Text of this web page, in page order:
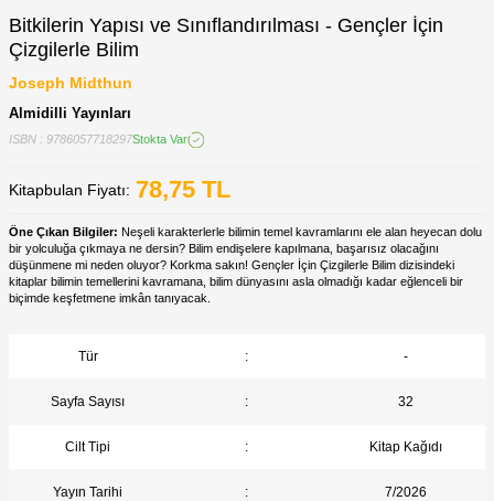
Bitkilerin Yapısı ve Sınıflandırılması - Gençler İçin
Çizgilerle Bilim
Joseph Midthun
Almidilli Yayınları
ISBN : 9786057718297Stokta Var
Kitapbulan Fiyatı: 78,75 TL
Öne Çıkan Bilgiler: Neşeli karakterlerle bilimin temel kavramlarını ele alan heyecan dolu
bir yolculuğa çıkmaya ne dersin? Bilim endişelere kapılmana, başarısız olacağını
düşünmene mi neden oluyor? Korkma sakın! Gençler İçin Çizgilerle Bilim dizisindeki
kitaplar bilimin temellerini kavramana, bilim dünyasını asla olmadığı kadar eğlenceli bir
biçimde keşfetmene imkân tanıyacak.
Tür : -
Sayfa Sayısı : 32
Cilt Tipi : Kitap Kağıdı
Yayın Tarihi : 7/2026